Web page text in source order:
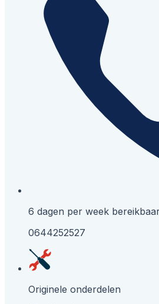
6 dagen per week
0644252527
Originele onderdelen